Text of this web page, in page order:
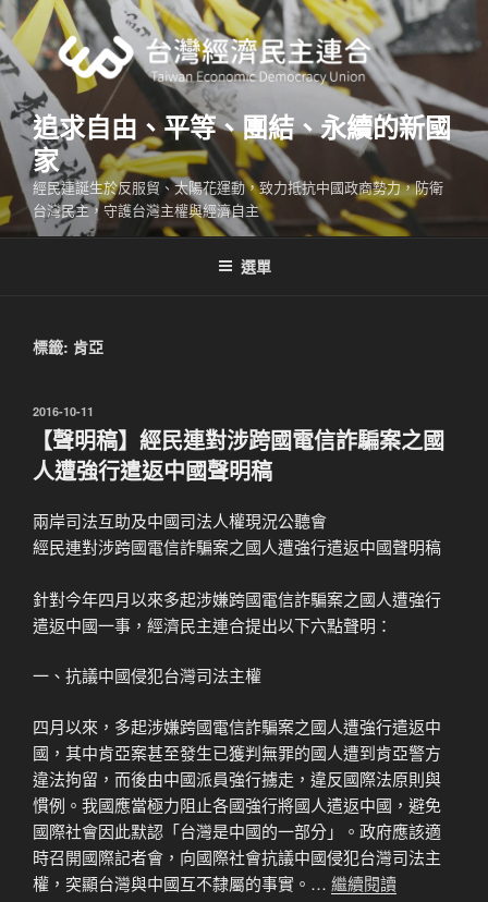
跳
至
主
內
容
追求自由、平等、團結、永續的新國
家
經民連誕生於反服貿、太陽花運動，致力抵抗中國政商勢力，防衛
台灣民主，守護台灣主權與經濟自主
選單
標籤: 肯亞
發
2016-10-11
【聲明稿】經民連對涉跨國電信詐騙案之國
人遭強行遣返中國聲明稿
兩岸司法互助及中國司法人權現況公聽會
經民連對涉跨國電信詐騙案之國人遭強行遣返中國聲明稿
針對今年四月以來多起涉嫌跨國電信詐騙案之國人遭強行
遣返中國一事，經濟民主連合提出以下六點聲明：
一、抗議中國侵犯台灣司法主權
四月以來，多起涉嫌跨國電信詐騙案之國人遭強行遣返中
國，其中肯亞案甚至發生已獲判無罪的國人遭到肯亞警方
違法拘留，而後由中國派員強行擄走，違反國際法原則與
慣例。我國應當極力阻止各國強行將國人遣返中國，避免
國際社會因此默認「台灣是中國的一部分」。政府應該適
時召開國際記者會，向國際社會抗議中國侵犯台灣司法主
權，突顯台灣與中國互不隸屬的事實。… 繼續閱讀